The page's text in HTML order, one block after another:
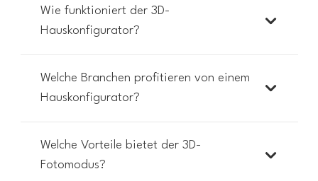
Wie funktioniert der 3D-
Hauskonfigurator?
Welche Branchen profitieren von einem
Hauskonfigurator?
Welche Vorteile bietet der 3D-
Fotomodus?